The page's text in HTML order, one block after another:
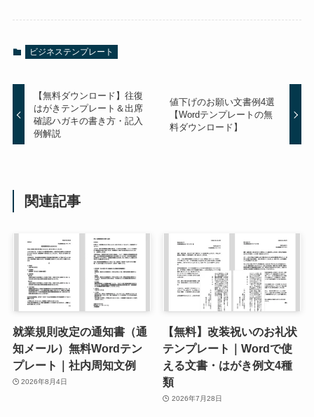
ビジネステンプレート
【無料ダウンロード】往復
はがきテンプレート＆出席
確認ハガキの書き方・記入
例解説
値下げのお願い文書例4選
【Wordテンプレートの無
料ダウンロード】
関連記事
就業規則改定の通知書（通
知メール）無料Wordテン
プレート｜社内周知文例
2026年8月4日
【無料】改装祝いのお礼状
テンプレート｜Wordで使
える文書・はがき例文4種
類
2026年7月28日